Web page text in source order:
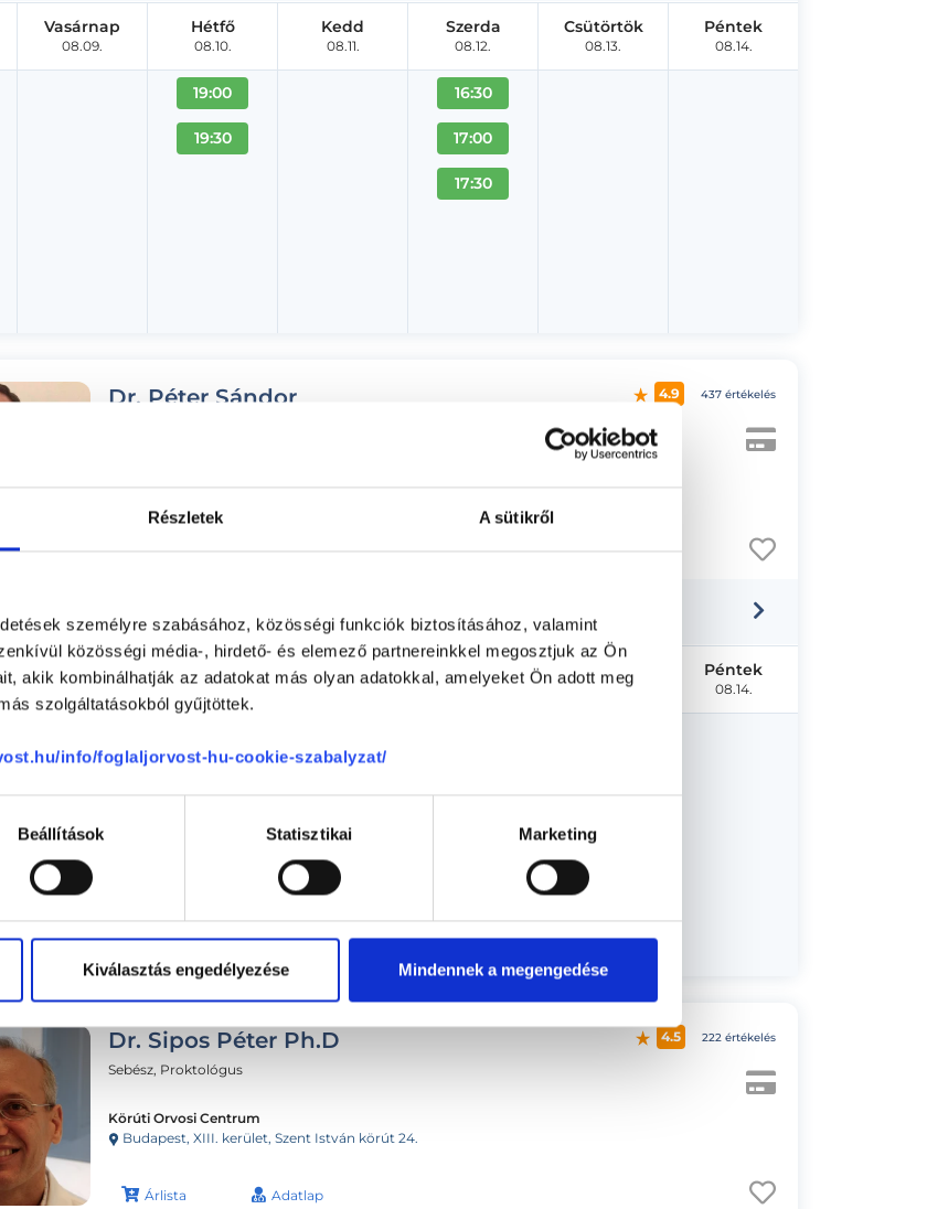
Részletek A sütikről
személyre szabásához, közösségi funkciók biztosításához, valamint
közösségi média-, hirdető- és elemező partnereinkkel megosztjuk az Ön
akik kombinálhatják az adatokat más olyan adatokkal, amelyeket Ön adott meg
szolgáltatásokból gyűjtöttek.
info/foglaljorvost-hu-cookie-szabalyzat/
Beállítások Statisztikai Marketing
Kiválasztás engedélyezése Mindennek a megengedése
Vasárnap
08.09.
Hétfő
08.10.
19:00
19:30
Kedd
08.11.
Szerda
08.12.
16:30
17:00
17:30
Csütörtök
08.13.
Péntek
08.14.
Dr. Péter Sándor
Árlista Adatlap
4.9 437 értékelés
Vasárnap
08.09.
Hétfő
08.10.
Kedd
08.11.
Szerda
08.12.
Csütörtök
08.13.
15:20
15:40
16:20
Péntek
08.14.
Dr. Sipos Péter Ph.D
Sebész, Proktológus
Körúti Orvosi Centrum
Budapest, XIII. kerület, Szent István körút 24.
Árlista Adatlap
4.5 222 értékelés